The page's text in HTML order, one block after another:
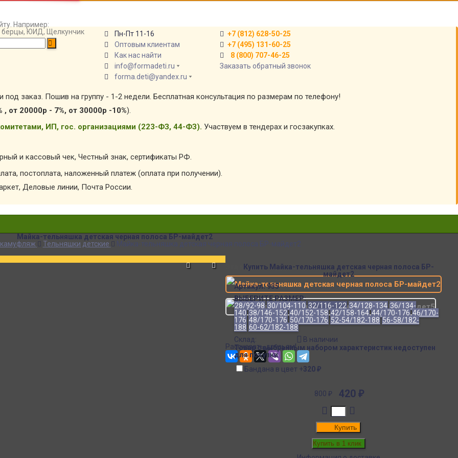
Например:
берцы, ЮИД, Щелкунчик
Пн-Пт 11-16
Оптовым клиентам
Как нас найти
info@formadeti.ru
forma.deti@yandex.ru
+7 (812) 628-50-25
+7 (495) 131-60-25
8 (800) 707-46-25
Заказать обратный звонок
под заказ. Пошив на группу - 1-2 недели. Бесплатная консультация по размерам по телефону!
, от 20000р - 7%, от 30000р -10%).
ИП, гос. организациями (223-ФЗ, 44-ФЗ). Участвуем в тендерах и госзакупках.
и кассовый чек, Честный знак, сертификаты РФ.
постоплата, наложенный платеж (оплата при получении).
Деловые линии, Почта России.
Майка-тельняшка детская черная полоса БР-майдет2
Тельняшки детские
Майка-тельняшка детская черная полоса БР-майдет2
Купить Майка-тельняшка детская черная полоса БР-
майдет2
Артикул:935
ВЫБЕРИТЕ РАЗМЕР:
28/92-98 30/104-110 32/116-122 34/128-134 36/134-
140 38/146-152 40/152-158 42/158-164 44/170-176 46/170-
176 48/170-176 50/170-176 52-54/182-188 56-58/182-
188 60-62/182-188
Склад:
В наличии
Товар с выбранным набором характеристик недоступен
для покупки
Бандана в цвет +320₽
800 ₽ 420 ₽
Купить
Эта модель в других цветах:
Рассказать друзьям!